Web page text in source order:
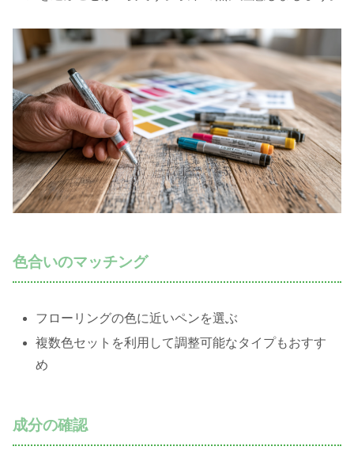
色合いのマッチング
フローリングの色に近いペンを選ぶ
複数色セットを利用して調整可能なタイプもおすす
め
成分の確認